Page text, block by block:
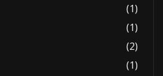
(1)
(1)
(2)
(1)